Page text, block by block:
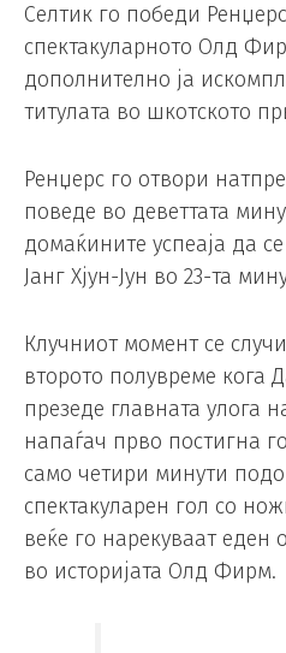
Селтик го победи
спектакуларното Олд
дополнително ја
титулата во шкотското
Ренџерс го отвори
поведе во деветтата
домаќините успеаја да
Јанг Хјун-Јун во 23-та
Клучниот момент се
второто полувреме кога
презеде главната улога
напаѓач прво постигна
само четири минути
спектакуларен гол со
веќе го нарекуваат еден
во историјата Олд Фирм.